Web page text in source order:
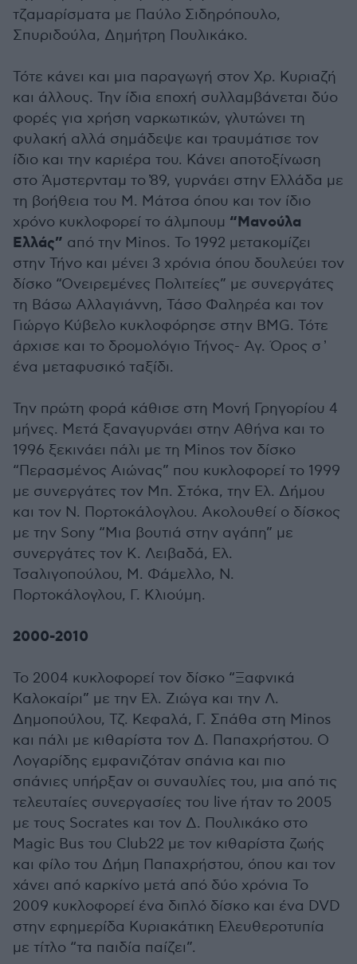
τζαμαρίσματα με Παύλο Σιδηρόπουλο,
Σπυριδούλα, Δημήτρη Πουλικάκο.
Τότε κάνει και μια παραγωγή στον Χρ. Κυριαζή
και άλλους. Την ίδια εποχή συλλαμβάνεται δύο
φορές για χρήση ναρκωτικών, γλυτώνει τη
φυλακή αλλά σημάδεψε και τραυμάτισε τον
ίδιο και την καριέρα του. Κάνει αποτοξίνωση
στο Άμστερνταμ το ̓89, γυρνάει στην Ελλάδα με
τη βοήθεια του Μ. Μάτσα όπου και τον ίδιο
χρόνο κυκλοφορεί το άλμπουμ “Μανούλα
Ελλάς” από την Minos. Το 1992 μετακομίζει
στην Τήνο και μένει 3 χρόνια όπου δουλεύει τον
δίσκο “Ονειρεμένες Πολιτείες” με συνεργάτες
τη Βάσω Αλλαγιάννη, Τάσο Φαληρέα και τον
Γιώργο Κύβελο κυκλοφόρησε στην BMG. Τότε
άρχισε και το δρομολόγιο Τήνος- Αγ. Όρος σ ̓
ένα μεταφυσικό ταξίδι.
Την πρώτη φορά κάθισε στη Μονή Γρηγορίου 4
μήνες. Μετά ξαναγυρνάει στην Αθήνα και το
1996 ξεκινάει πάλι με τη Minos τον δίσκο
“Περασμένος Αιώνας” που κυκλοφορεί το 1999
με συνεργάτες τον Μπ. Στόκα, την Ελ. Δήμου
και τον Ν. Πορτοκάλογλου. Ακολουθεί ο δίσκος
με την Sony “Μια βουτιά στην αγάπη” με
συνεργάτες τον Κ. Λειβαδά, Ελ.
Τσαλιγοπούλου, Μ. Φάμελλο, Ν.
Πορτοκάλογλου, Γ. Κλιούμη.
2000-2010
Το 2004 κυκλοφορεί τον δίσκο “Ξαφνικά
Καλοκαίρι” με την Ελ. Ζιώγα και την Λ.
Δημοπούλου, Τζ. Κεφαλά, Γ. Σπάθα στη Minos
και πάλι με κιθαρίστα τον Δ. Παπαχρήστου. Ο
Λογαρίδης εμφανιζόταν σπάνια και πιο
σπάνιες υπήρξαν οι συναυλίες του, μια από τις
τελευταίες συνεργασίες του live ήταν το 2005
με τους Socrates και τον Δ. Πουλικάκο στο
Magic Bus του Club22 με τον κιθαρίστα ζωής
και φίλο του Δήμη Παπαχρήστου, όπου και τον
χάνει από καρκίνο μετά από δύο χρόνια Το
2009 κυκλοφορεί ένα διπλό δίσκο και ένα DVD
στην εφημερίδα Κυριακάτικη Ελευθεροτυπία
με τίτλο “τα παιδία παίζει”.